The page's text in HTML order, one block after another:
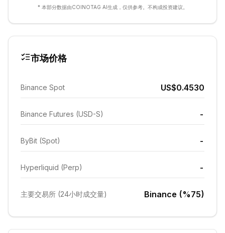
* 本部分数据由COINOTAG AI生成，仅供参考。不构成投资建议。
市场价格
Binance Spot US$0.4530
Binance Futures (USD-S) -
ByBit (Spot) -
Hyperliquid (Perp) -
主要交易所 (24小时成交量) Binance (%75)